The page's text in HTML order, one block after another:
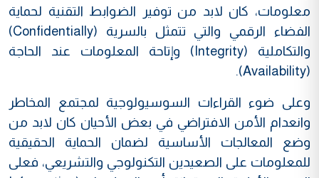
معلومات، كان لابد من توفير الضوابط التقنية لحماية
الفضاء الرقمي والتي تتمثل بالسرية (Confidentially)
والتكاملية (Integrity) وإتاحة المعلومات عند الحاجة
(Availability).
وعلى ضوء القراءات السوسيولوجية لمجتمع المخاطر
وانعدام الأمن الافتراضي في بعض الأحيان كان لابد من
وضع المعالجات الأساسية لضمان الحماية الحقيقية
للمعلومات على الصعيدين التكنولوجي والتشريعي، فعلى